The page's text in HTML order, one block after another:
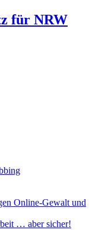
für NRW
Online-Gewalt und
… aber sicher!